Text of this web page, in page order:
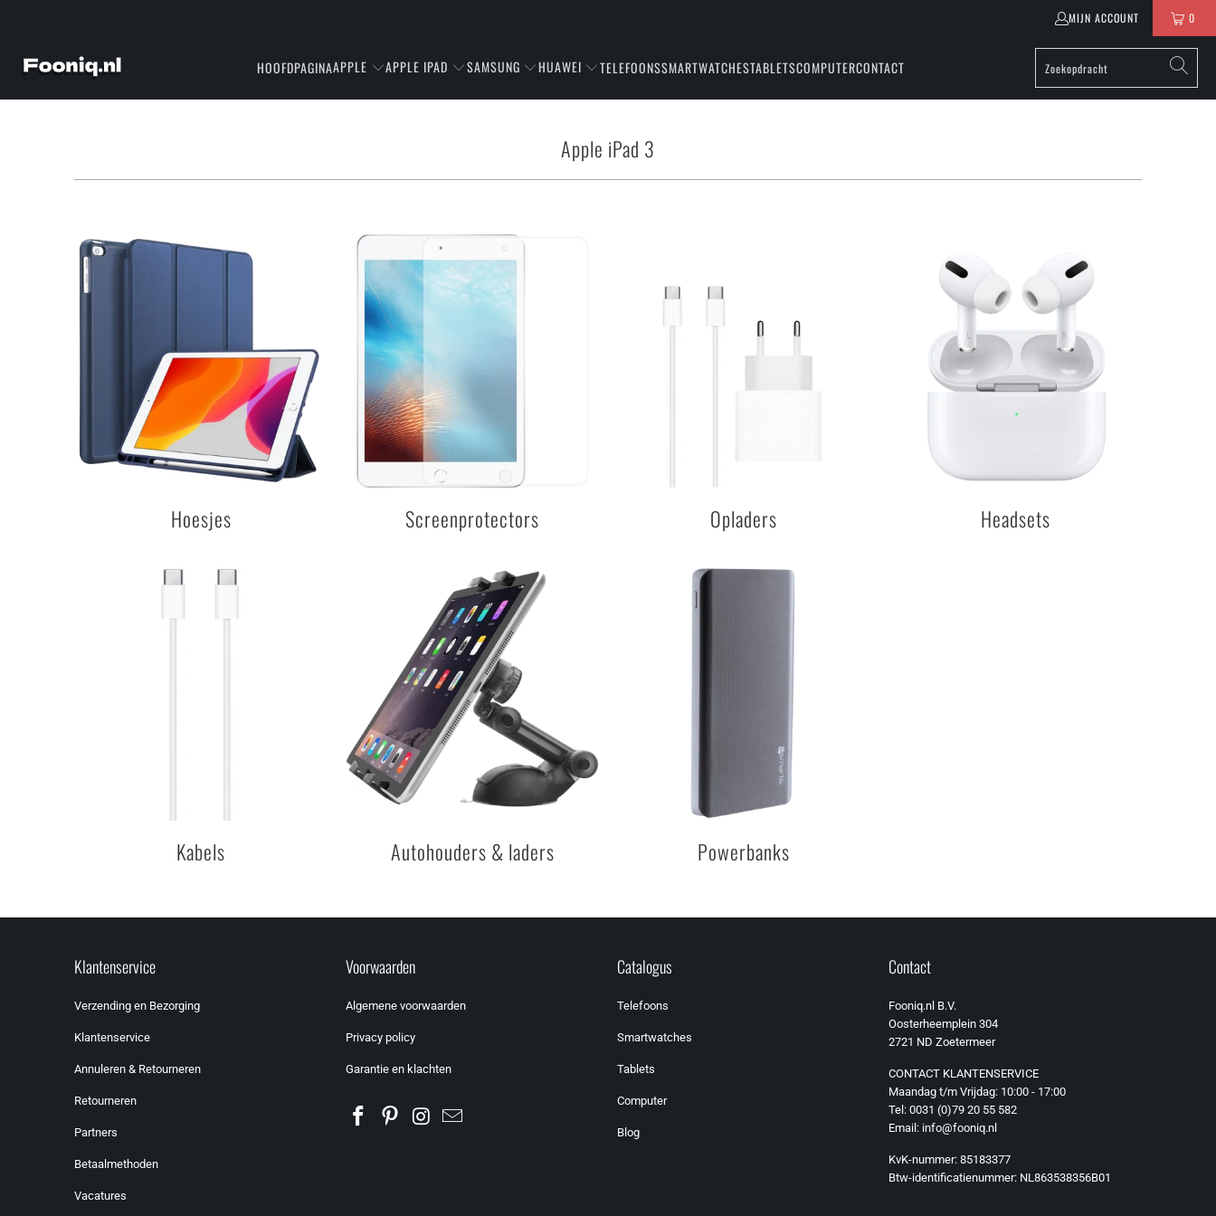
MIJN ACCOUNT 0
HOOFDPAGINAAPPLE APPLE IPAD SAMSUNG HUAWEI TELEFOONSSMARTWATCHESTABLETSCOMPUTERCONTACT
Apple iPad 3
Hoesjes Screenprotectors Opladers Headsets
Kabels Autohouders & laders Powerbanks
Klantenservice
Verzending en Bezorging
Klantenservice
Annuleren & Retourneren
Retourneren
Partners
Betaalmethoden
Vacatures
Voorwaarden
Algemene voorwaarden
Privacy policy
Garantie en klachten
Catalogus
Telefoons
Smartwatches
Tablets
Computer
Blog
Contact
Fooniq.nl B.V.
Oosterheemplein 304
2721 ND Zoetermeer
CONTACT KLANTENSERVICE
Maandag t/m Vrijdag: 10:00 - 17:00
Tel: 0031 (0)79 20 55 582
Email: info@fooniq.nl
KvK-nummer: 85183377
Btw-identificatienummer: NL863538356B01